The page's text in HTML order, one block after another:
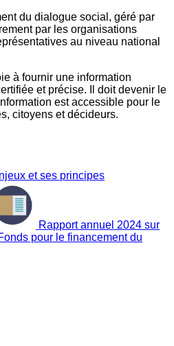
du dialogue social, géré par
par les organisations
au niveau national
à fournir une information
et précise. Il doit devenir le
est accessible pour le
citoyens et décideurs.
et ses principes
Rapport annuel 2024 sur
pour le financement du